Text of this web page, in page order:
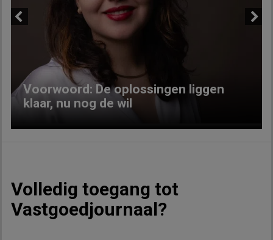
Voorwoord: De oplossingen liggen
klaar, nu nog de wil
Volledig toegang tot
Vastgoedjournaal?